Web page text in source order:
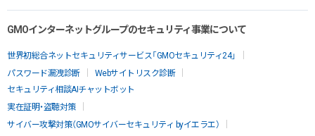
GMOインターネットグループのセキュリティ事業について
世界初総合ネットセキュリティサービス「GMOセキュリティ24」
パスワード漏洩診断
Webサイトリスク診断
セキュリティ相談AIチャットボット
実在証明・盗聴対策
サイバー攻撃対策（GMOサイバーセキュリティ byイエラエ）